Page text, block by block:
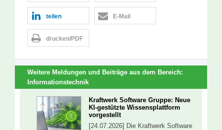
teilen E-Mail
drucken/PDF
Weitere Meldungen und Beiträge aus dem Bereich:
Informationstechnik
Kraftwerk Software Gruppe: Neue
KI-gestützte Wissensplattform
vorgestellt
[24.07.2026] Die Kraftwerk Software